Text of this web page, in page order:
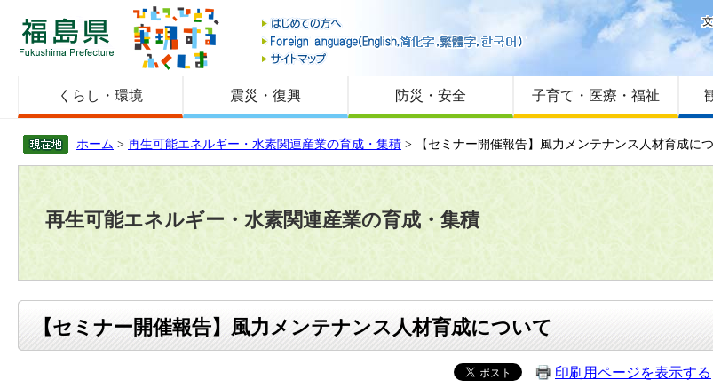
福島県
はじめての方へ
Foreign language
サイトマップ
くらし・環境 震災・復興 防災・安全 子育て・医療・福祉
ホーム > 再生可能エネルギー・水素関連産業の育成・集積 > 【セミナー開催報告】風力メンテナンス人材育成に
再生可能エネルギー・水素関連産業の育成・集積
【セミナー開催報告】風力メンテナンス人材育成について
印刷用ページを表示する